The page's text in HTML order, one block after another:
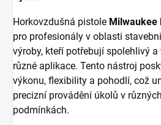
Horkovzdušná pistole Milwaukee
pro profesionály v oblasti
výroby, kteří potřebují spolehlivý
různé aplikace. Tento nástroj
výkonu, flexibility a pohodlí, což
precizní provádění úkolů v
podmínkách.